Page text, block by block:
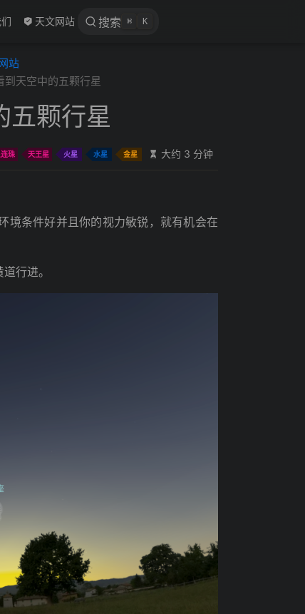
window天文网站 搜索 ⌘ K
站
到天空中的五颗行星
五颗行星
珠 天王星 火星 水星 金星 大约 3 分钟
境条件好并且你的视力敏锐，就有机会在
行进。